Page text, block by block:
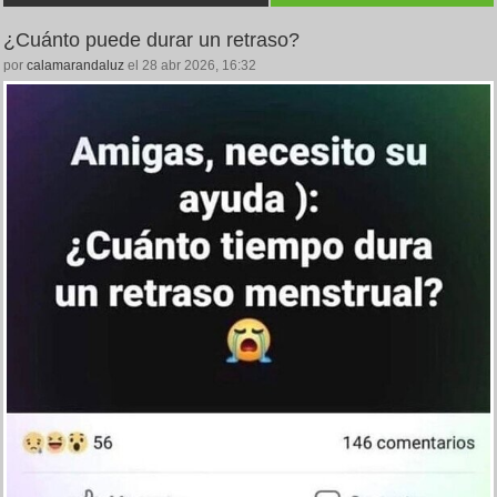
¿Cuánto puede durar un retraso?
por calamarandaluz el 28 abr 2026, 16:32